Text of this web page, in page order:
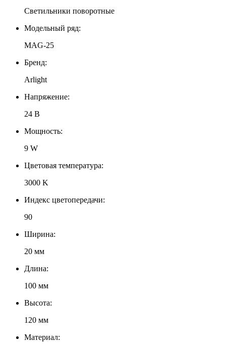
Светильники поворотные
Модельный ряд:
MAG-25
Бренд:
Arlight
Напряжение:
24 В
Мощность:
9 W
Цветовая температура:
3000 K
Индекс цветопередачи:
90
Ширина:
20 мм
Длина:
100 мм
Высота:
120 мм
Материал: